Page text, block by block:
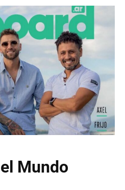
Mundo